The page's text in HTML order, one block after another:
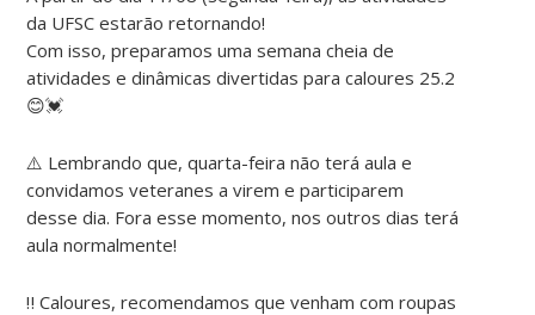
da UFSC estarão retornando!
Com isso, preparamos uma semana cheia de
atividades e dinâmicas divertidas para caloures 25.2
😊💓
⚠️ Lembrando que, quarta-feira não terá aula e
convidamos veteranes a virem e participarem
desse dia. Fora esse momento, nos outros dias terá
aula normalmente!
‼️ Caloures, recomendamos que venham com roupas